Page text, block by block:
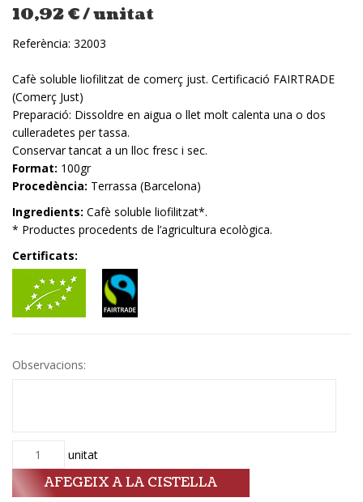
10,92€/ unitat
Referència: 32003
Cafè soluble liofilitzat de comerç just. Certificació FAIRTRADE
(Comerç Just)
Preparació: Dissoldre en aigua o llet molt calenta una o dos
culleradetes per tassa.
Conservar tancat a un lloc fresc i sec.
Format: 100gr
Procedència: Terrassa (Barcelona)
Ingredients: Cafè soluble liofilitzat*.
* Productes procedents de l’agricultura ecològica.
Certificats:
Observacions:
Quantitat unitat
AFEGEIX A LA CISTELLA